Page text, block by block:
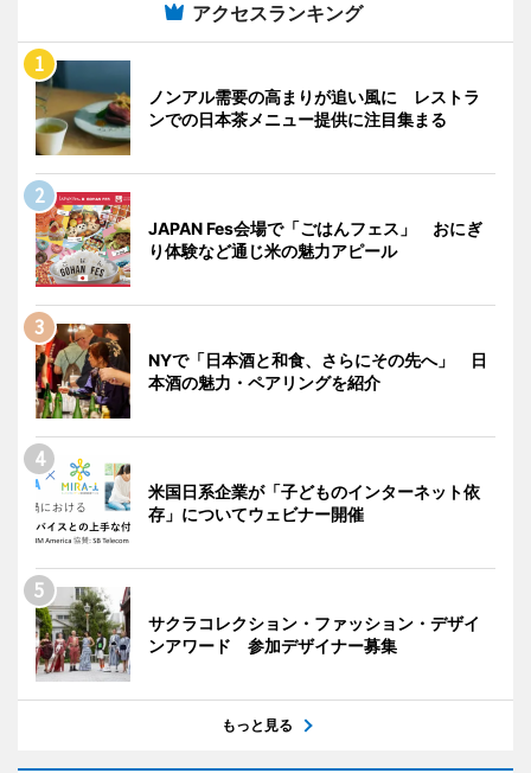
アクセスランキング
ノンアル需要の高まりが追い風に レストラ
ンでの日本茶メニュー提供に注目集まる
JAPAN Fes会場で「ごはんフェス」 おにぎ
り体験など通じ米の魅力アピール
NYで「日本酒と和食、さらにその先へ」 日
本酒の魅力・ペアリングを紹介
米国日系企業が「子どものインターネット依
存」についてウェビナー開催
サクラコレクション・ファッション・デザイ
ンアワード 参加デザイナー募集
もっと見る